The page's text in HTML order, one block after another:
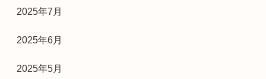
2025年7月
2025年6月
2025年5月